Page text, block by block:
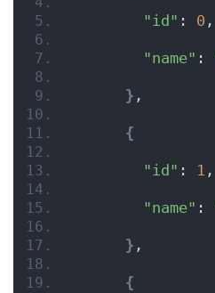
"id" : 0 ,
"name" :
} ,
{
"id" : 1 ,
"name" :
} ,
{